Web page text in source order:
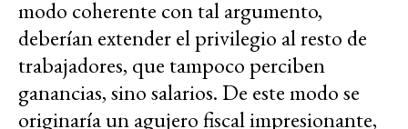
modo coherente con tal argumento,
deberían extender el privilegio al resto de
trabajadores, que tampoco perciben
ganancias, sino salarios. De este modo se
originaría un agujero fiscal impresionante,